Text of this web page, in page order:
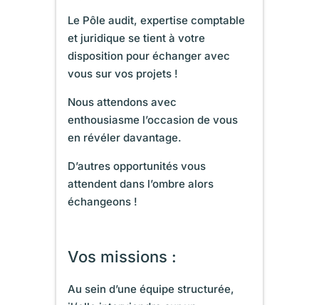
Le Pôle audit, expertise comptable
et juridique se tient à votre
disposition pour échanger avec
vous sur vos projets !
Nous attendons avec
enthousiasme l’occasion de vous
en révéler davantage.
D’autres opportunités vous
attendent dans l’ombre alors
échangeons !
Vos missions :
Au sein d’une équipe structurée,